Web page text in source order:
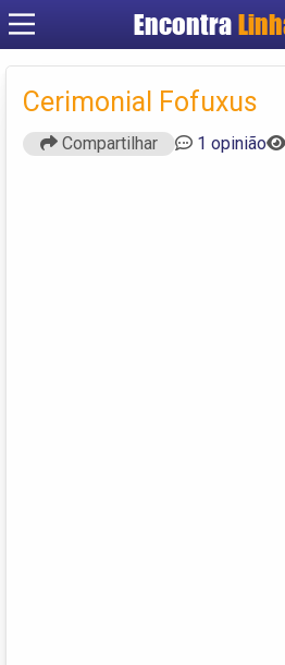
Encontra
Criar
Cerimonial Fofuxus
Compartilhar 1 opinião